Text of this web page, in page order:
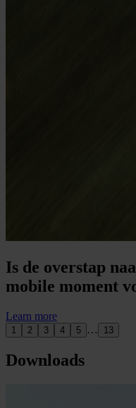
Is de overstap
mobile moment
Learn more
1 2 3 4 5 … 13
Downloads